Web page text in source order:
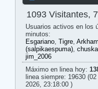
1093 Visitantes,
Usuarios activos en los
minutos:
Esgariano, Tigre,
(salpikaespuma),
jim_2006
Máximo en linea hoy:
linea siempre: 19630
2026, 23:18:00 )